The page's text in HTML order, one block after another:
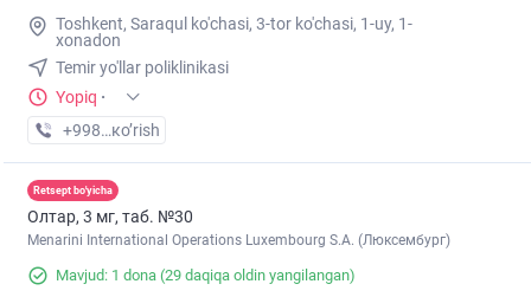
Toshkent, Saraqul ko'chasi, 3-tor ko'chasi, 1-uy, 1-
xonadon
Temir yo'llar poliklinikasi
Yopiq ·
+998 (90) XXX-XX-XX
кo’rish
Retsept bo'yicha
Олтар, 3 мг, таб. №30
Menarini International Operations Luxembourg S.A. (Люксембург)
Mavjud: 1 dona (29 daqiqa oldin yangilangan)